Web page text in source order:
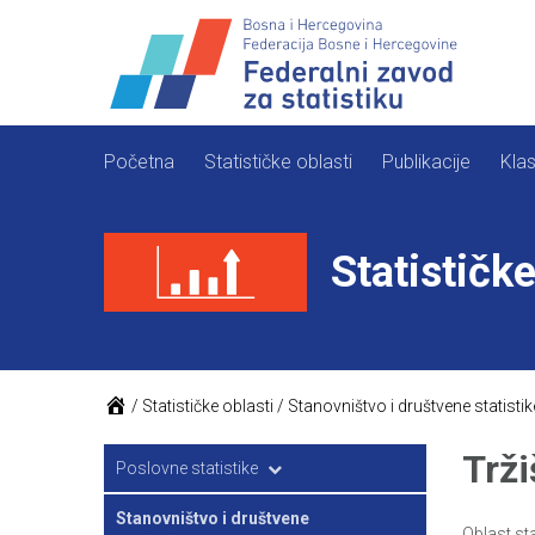
Početna Statističke oblasti Publikacije
/ Statističke oblasti / Stanovništvo i društvene
Poslovne statistike
Poljoprivreda i ribarstvo
Stanovništvo i društvene